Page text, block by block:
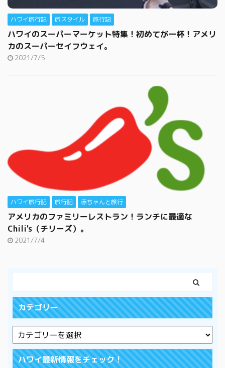
ハワイ旅行記 旅スタイル 旅行記
ハワイのスーパーマーケット特集！初めてが一杯！アメリ
カのスーパーセイフウェイ。
2021/7/5
ハワイ旅行記 旅行記 赤ちゃんと旅行
アメリカのファミリーレストラン！ランチに最適な
Chili's（チリーズ）。
2021/7/4
カテゴリー
ハワイ最新情報をチェック！